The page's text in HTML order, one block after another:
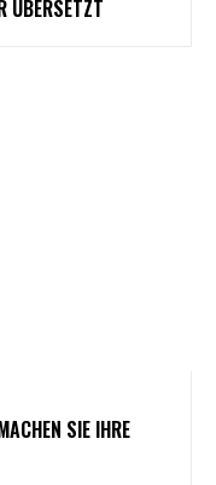
ÜBERSETZT
SIE IHRE